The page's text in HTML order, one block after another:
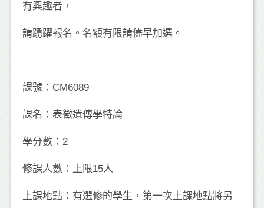
有興趣者，
請踴躍報名。名額有限請儘早加選。
課號：CM6089
課名：表徵遺傳學特論
學分數：2
修課人數：上限15人
上課地點：有選修的學生，第一次上課地點將另